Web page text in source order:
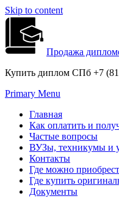
Skip to content
Продажа
Купить диплом СПб +7
Primary Menu
Главная
Как оплатить и
Частые вопросы
ВУЗы, техникумы и
Контакты
Где можно
Где купить
Документы